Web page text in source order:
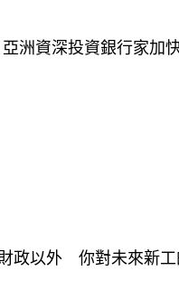
洲資深投資銀行家加
政以外 你對未來新工